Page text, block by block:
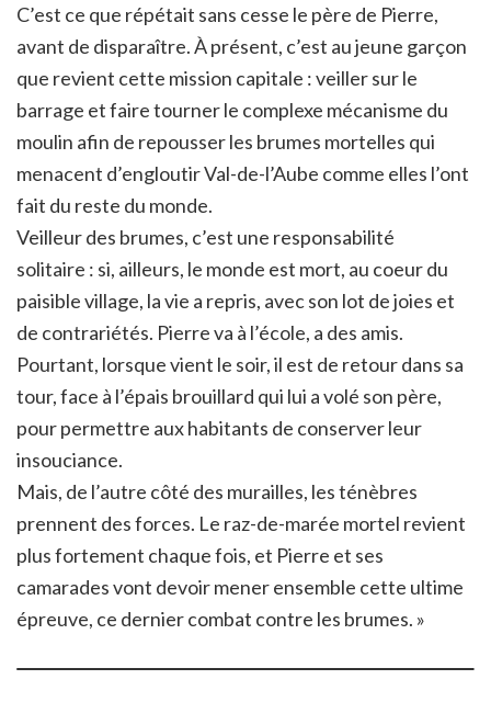
C’est ce que répétait sans cesse le père de Pierre,
avant de disparaître. À présent, c’est au jeune garçon
que revient cette mission capitale : veiller sur le
barrage et faire tourner le complexe mécanisme du
moulin afin de repousser les brumes mortelles qui
menacent d’engloutir Val-de-l’Aube comme elles l’ont
fait du reste du monde.
Veilleur des brumes, c’est une responsabilité
solitaire : si, ailleurs, le monde est mort, au coeur du
paisible village, la vie a repris, avec son lot de joies et
de contrariétés. Pierre va à l’école, a des amis.
Pourtant, lorsque vient le soir, il est de retour dans sa
tour, face à l’épais brouillard qui lui a volé son père,
pour permettre aux habitants de conserver leur
insouciance.
Mais, de l’autre côté des murailles, les ténèbres
prennent des forces. Le raz-de-marée mortel revient
plus fortement chaque fois, et Pierre et ses
camarades vont devoir mener ensemble cette ultime
épreuve, ce dernier combat contre les brumes. »